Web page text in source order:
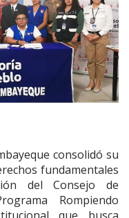
consolidó su
fundamentales
del Consejo de
Rompiendo